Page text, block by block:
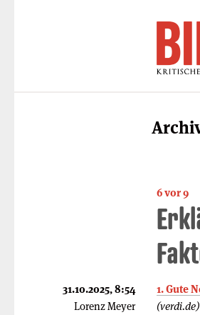
6 vor 9
1. Gute
(verdi.de)
31.10.2025, 8:54
Lorenz Meyer